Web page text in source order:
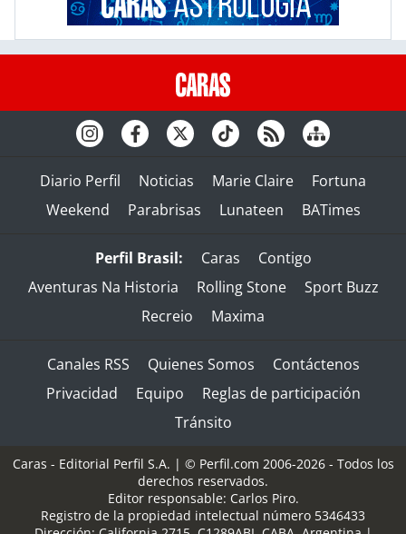
Diario Perfil Noticias Marie Claire
Fortuna
Weekend
Parabrisas Lunateen BATimes
Perfil Brasil: Caras
Contigo
Aventuras Na Historia
Rolling Stone
Sport Buzz
Recreio
Maxima
Canales RSS Quienes Somos
Contáctenos
Privacidad
Equipo
Reglas de participación
Tránsito
Caras - Editorial Perfil S.A. | © Perfil.com 2006-2026 - Todos los
derechos reservados.
Editor responsable: Carlos Piro.
Registro de la propiedad intelectual número 5346433